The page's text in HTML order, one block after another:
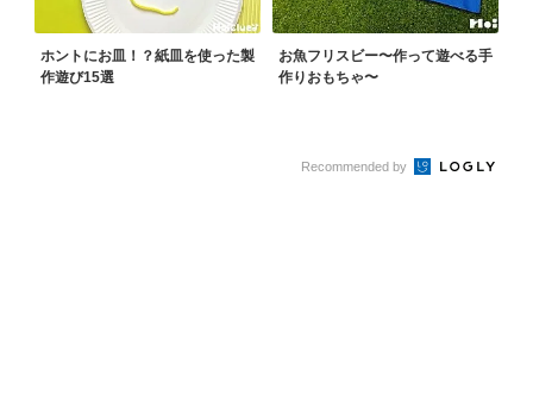
ホントにお皿！？紙皿を使った製
作遊び15選
お魚フリスビー〜作って遊べる手
作りおもちゃ〜
Recommended by